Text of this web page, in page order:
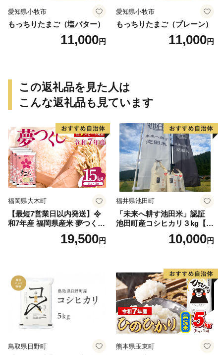
愛知県小牧市
もっちりたまご（塩バター）
11,000円
愛知県小牧市
もっちりたまご（プレーン）
11,000円
この返礼品を見た人は
こんな返礼品も見ています
福岡県大木町
【最短7営業日以内発送】令
和7年産 福岡県産米 夢つくし
15kg 精米 ※北海道・沖縄・
19,500円
福井県池田町
「未来へ耕す池田米」認証
池田町産コシヒカリ３kg【お
1人様につき３セットまで】
10,000円
鳥取県日野町 熊本県玉東町